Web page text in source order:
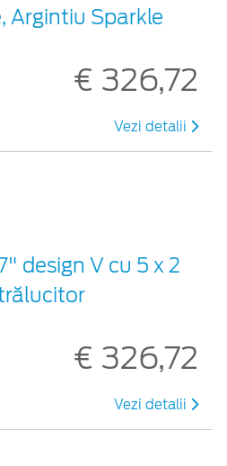
Argintiu Sparkle
€ 326,72
Vezi detalii
design V cu 5 x 2
€ 326,72
Vezi detalii